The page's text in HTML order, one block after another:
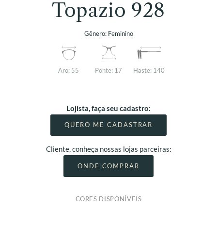
Topazio 928
Gênero: Feminino
Aro: 55 Ponte: 17 Haste: 140
Lojista, faça seu cadastro:
QUERO ME CADASTRAR
Cliente, conheça nossas lojas parceiras:
ONDE COMPRAR
CORES DISPONÍVEIS